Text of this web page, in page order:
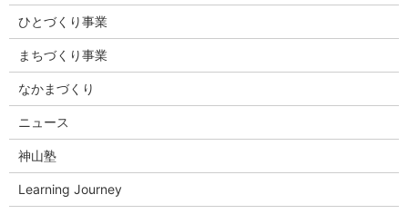
ひとづくり事業
まちづくり事業
なかまづくり
ニュース
神山塾
Learning Journey